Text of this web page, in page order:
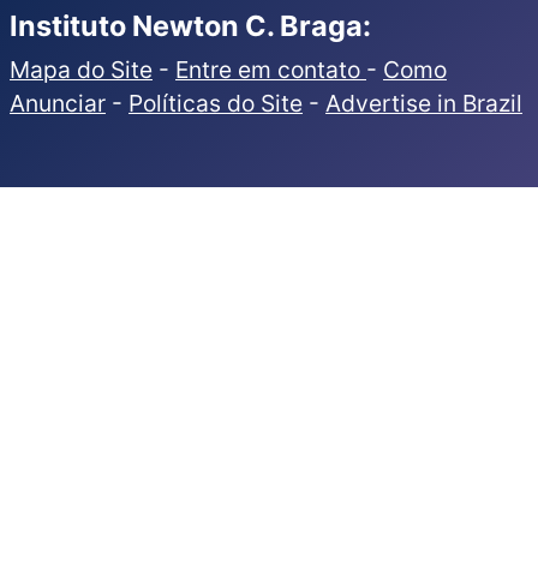
Instituto Newton C. Braga:
Mapa do Site - Entre em contato - Como
Anunciar - Políticas do Site - Advertise in Brazil